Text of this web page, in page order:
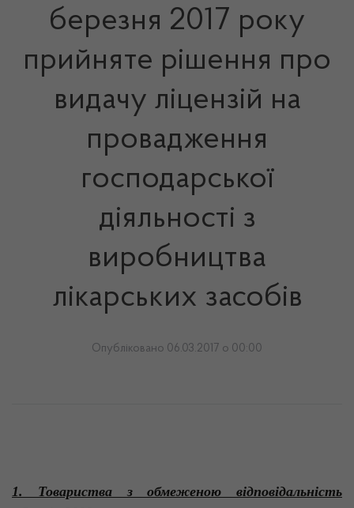
березня 2017 року
прийняте рішення про
видачу ліцензій на
провадження
господарської
діяльності з
виробництва
лікарських засобів
Опубліковано 06.03.2017 о 00:00
1. Товариства з обмеженою відповідальність